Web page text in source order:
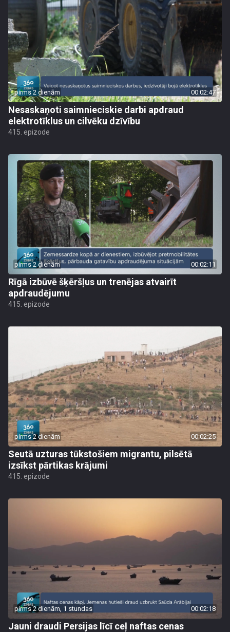
pirms 2 dienām 00:02:47
Nesaskaņoti saimnieciskie darbi apdraud
elektrotīklus un cilvēku dzīvību
415. epizode
pirms 2 dienām 00:02:11
Rīgā izbūvē šķēršļus un trenējas atvairīt
apdraudējumu
415. epizode
pirms 2 dienām 00:02:25
Seutā uzturas tūkstošiem migrantu, pilsētā
izsīkst pārtikas krājumi
415. epizode
pirms 2 dienām, 1 stundas 00:02:18
Jauni draudi Persijas līcī ceļ naftas cenas